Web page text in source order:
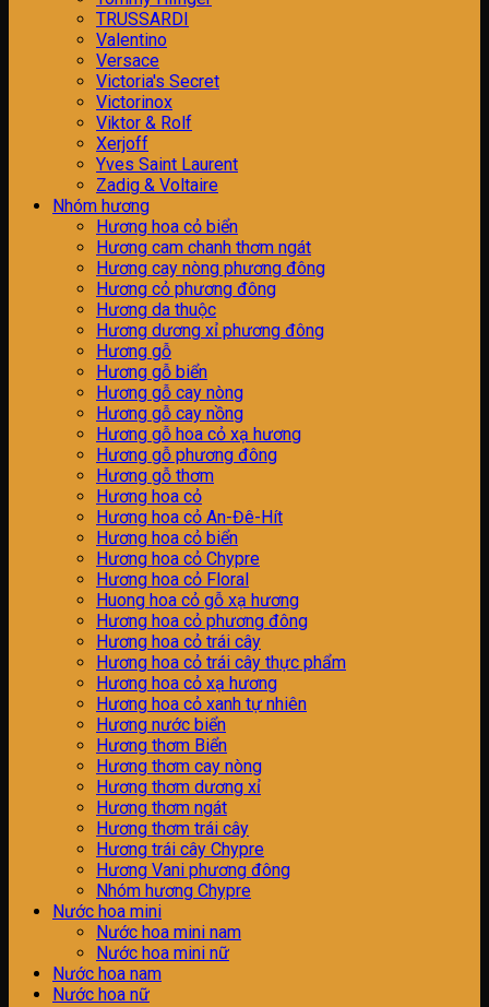
TRUSSARDI
Valentino
Versace
Victoria's Secret
Victorinox
Viktor & Rolf
Xerjoff
Yves Saint Laurent
Zadig & Voltaire
Nhóm hương
H­ương hoa cỏ biển
Hương cam chanh thơm ngát
Hương cay nòng phương đông
Hương cỏ phương đông
Hương da thuộc
Hương dương xỉ phương đông
Hương gỗ
Hương gỗ biển
Hương gỗ cay nòng
Hương gỗ cay nồng
Hương gỗ hoa cỏ xạ hương
Hương gỗ phương đông
Hương gỗ thơm
Hương hoa cỏ
Hương hoa cỏ An-Đê-Hít
Hương hoa cỏ biển
Hương hoa cỏ Chypre
Hương hoa cỏ Floral
Huong hoa cỏ gỗ xạ hương
Hương hoa cỏ phương đông
Hương hoa cỏ trái cây
Hương hoa cỏ trái cây thực phẩm
Hương hoa cỏ xạ hương
Hương hoa cỏ xanh tự nhiên
Hương nước biển
Hương thơm Biển
Hương thơm cay nòng
Hương thơm dương xỉ
Hương thơm ngát
Hương thơm trái cây
Hương trái cây Chypre
Hương Vani phương đông
Nhóm hương Chypre
Nước hoa mini
Nước hoa mini nam
Nước hoa mini nữ
Nước hoa nam
Nước hoa nữ